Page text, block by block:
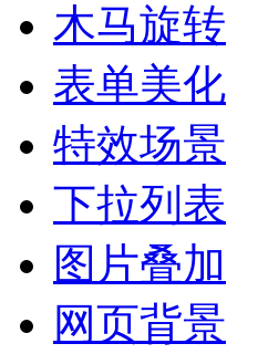
木马旋转
表单美化
特效场景
下拉列表
图片叠加
网页背景